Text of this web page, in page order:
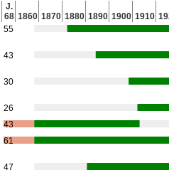
J.
68 1860 1870 1880 1890 1900 1910
55
43
30
26
43
61
47